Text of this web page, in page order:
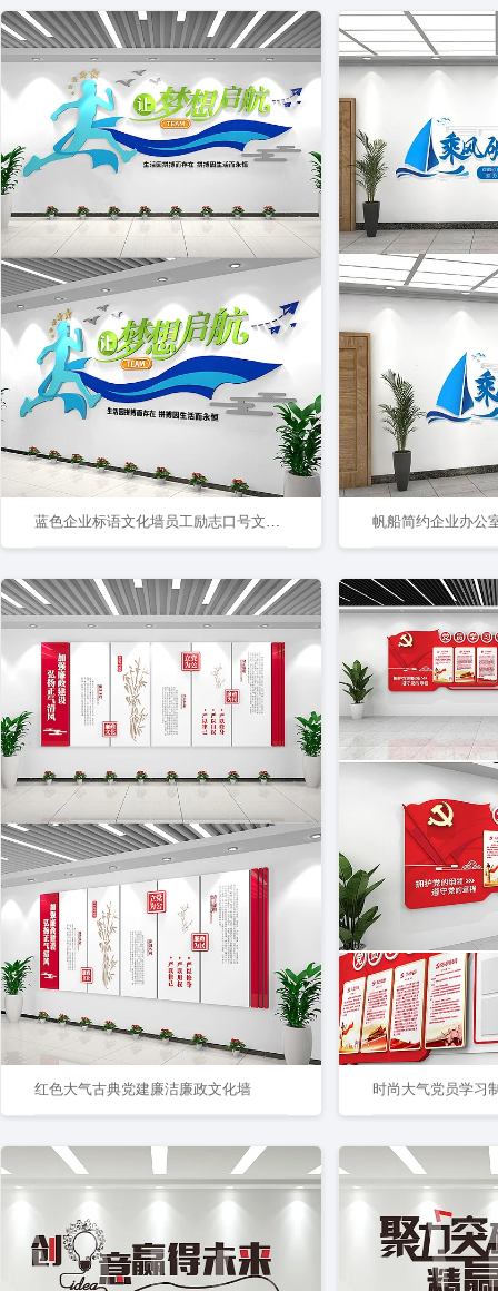
蓝色企业标语文化墙员工励志口号文化墙梦
红色大气古典党建廉洁廉政文化墙 时尚大气党员学习